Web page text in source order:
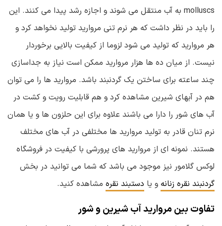
molluscs به آب منتقل می شوند و اجازه رشد پیدا می کنند. این
را باید در نظر داشت که هر نرم تنی مروارید تولید نخواهد کرد و
هر مروارید که تولید می شود لزوما از کیفیت بالایی برخوردار
نیست. از میان ده ها هزار مروارید ممکن است نیاز به جداسازی
چند ساعته برای ساختن یک گردنبند باشد. مروارید ها را می توان
هم در آبهای شیرین مشاهده کرد و هم قابلیت رویت و کشت در
آب های شور را دارا می باشند علاوه برای این حلزون ها و یا همان
نرم تنان قادر به تولید مروارید ها مختلفی در آب های مختلف
هستند. نمونه ای از مروارید های پرورشی با کیفیت در فروشگاه
لوکس گلامور نیز موجود می باشد که شما می توانید در بخش
گردنبند نقره زنانه و یا دستبند نقره مشاهده کنید.
تفاوت بین مروارید آب شیرین و شور